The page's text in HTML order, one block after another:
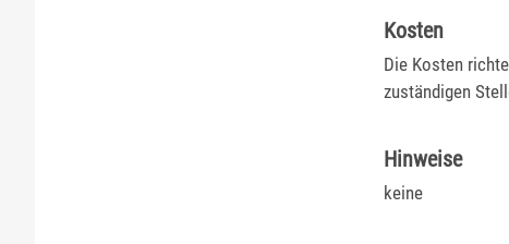
Kosten
Die Kosten
zuständigen
Hinweise
keine